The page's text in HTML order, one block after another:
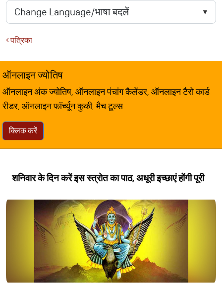
पत्रिका
ऑनलाइन ज्योतिष
ऑनलाइन अंक ज्योतिष, ऑनलाइन पंचांग कैलेंडर, ऑनलाइन टैरो कार्ड
रीडर, ऑनलाइन फॉर्च्यून कुकी, मैच टूल्स
क्लिक करें
शनिवार के दिन करें इस स्त्रोत का पाठ, अधूरी इच्छाएं होंगी पूरी